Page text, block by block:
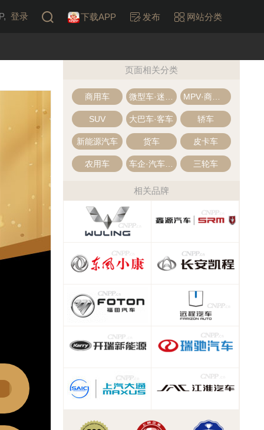
登录 下载APP 发布 网站分类
页面相关分类
商用车
SUV 大巴车·客车 轿车
新能源汽车 货车 皮卡车
农用车 车企·汽车制造 三轮车
相关品牌